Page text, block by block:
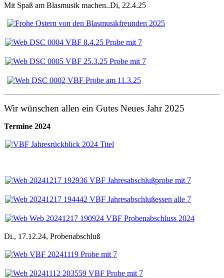
Mit Spaß am Blasmusik machen..Di, 22.4.25
Wir wünschen allen ein Gutes Neues Jahr 2025
Termine 2024
Di., 17.12.24, Probenabschluß